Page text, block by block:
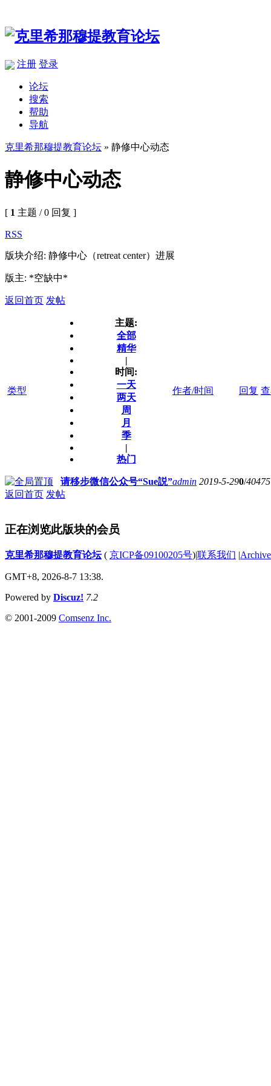
注册 登录
论坛
搜索
帮助
导航
克里希那穆提教育论坛 » 静修中心动态
静修中心动态
[ 1 主题 / 0 回复 ]
RSS
版块介绍: 静修中心（retreat center）进展
版主: *空缺中*
返回首页 发帖
类型
主题:
全部
精华
|
时间:
一天
两天
周
月
季
|
热门
作者/时间 回复
请移步微信公众号“Sue説”admin 2019-5-290/40475
返回首页 发帖
正在浏览此版块的会员
克里希那穆提教育论坛( 京ICP备09100205号)|联系我们 |
GMT+8, 2026-8-7 13:38.
Powered by Discuz! 7.2
© 2001-2009 Comsenz Inc.